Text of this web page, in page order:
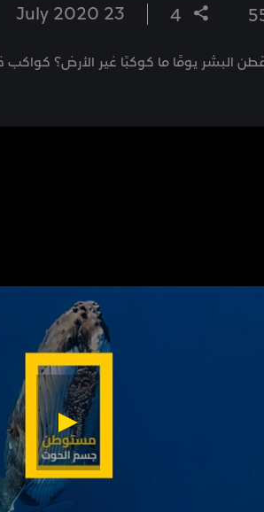
4
23 July 2020
يومًا ما كوكبًا غير الأرض؟ كواكب قد تكون